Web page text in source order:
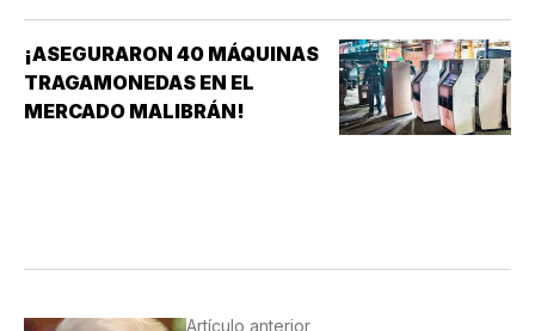
¡ASEGURARON 40 MÁQUINAS
TRAGAMONEDAS EN EL
MERCADO MALIBRÁN!
Artículo anterior